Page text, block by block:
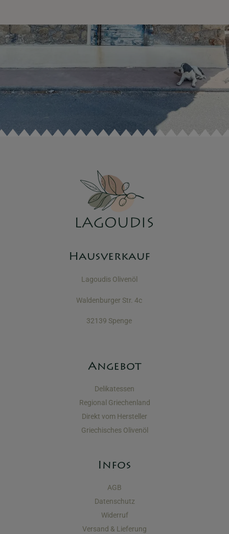
Hausverkauf
Lagoudis Olivenöl
Waldenburger Str. 4c
32139 Spenge
Angebot
Delikatessen
Regional Griechenland
Direkt vom Hersteller
Griechisches Olivenöl
Infos
AGB
Datenschutz
Widerruf
Versand & Lieferung